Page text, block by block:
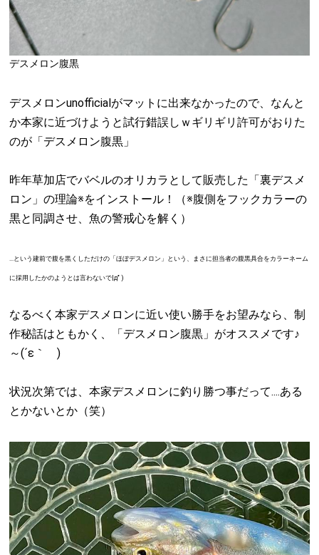
デスメロン腹黒
デスメロンunofficialがマットに出来なかったので、なんと
か本家に近づけようと試行錯誤しｗギリギリ許可がおりた
のが「デスメロン腹黒」
昨年草加店でバベルのオリカラとして販売した「裏デスメ
ロン」の理論※をインストール！（※腹側をフックカラーの
黒と同調させ、魚の警戒心を解く）
...という建前で腹を黒くしただけの「ほぼデスメロン」という、まさに担当者の腹黒具合をカラーネーム
に採用したかのようとは言わないで|дﾟ)
なるべく本家デスメロンに近い使い勝手をお望みなら、制
作秘話はともかく、「デスメロン腹黒」がオススメです♪
～(´ε｀ )
状況次第では、本家デスメロンに釣り勝つ事だって....ある
とかないとか（笑）